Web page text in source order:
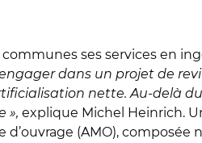
ses services en
dans un projet de
nette. Au-delà
», explique Michel Heinrich.
d’ouvrage (AMO),